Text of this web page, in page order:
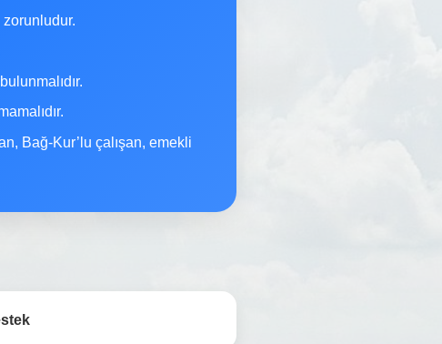
zorunludur.
bulunmalıdır.
Bağ-Kur’lu çalışan, emekli